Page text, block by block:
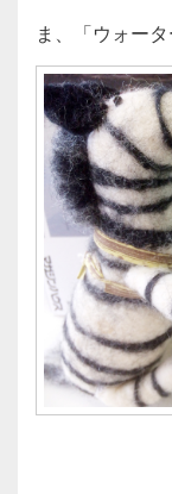
ま、「ウォー